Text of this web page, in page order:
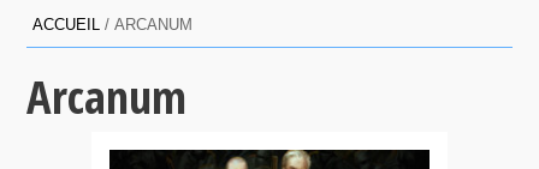
ACCUEIL /ARCANUM
Arcanum